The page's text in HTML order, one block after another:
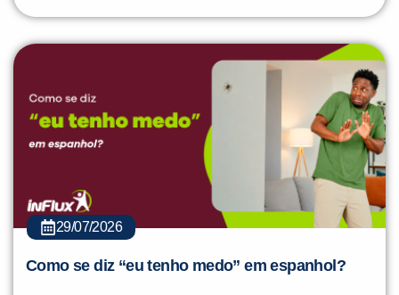
29/07/2026
Como se diz “eu tenho medo” em espanhol?